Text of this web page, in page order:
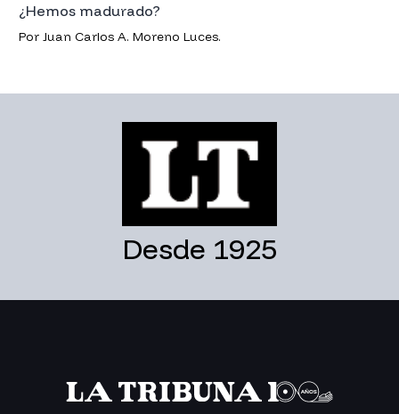
¿Hemos madurado?
Por Juan Carlos A. Moreno Luces.
Desde 1925